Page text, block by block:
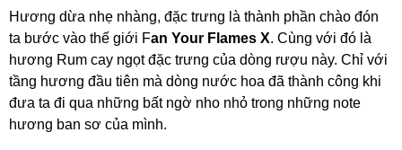
Hương dừa nhẹ nhàng, đặc trưng là thành phần chào đón
ta bước vào thế giới Fan Your Flames X. Cùng với đó là
hương Rum cay ngọt đặc trưng của dòng rượu này. Chỉ với
tầng hương đầu tiên mà dòng nước hoa đã thành công khi
đưa ta đi qua những bất ngờ nho nhỏ trong những note
hương ban sơ của mình.